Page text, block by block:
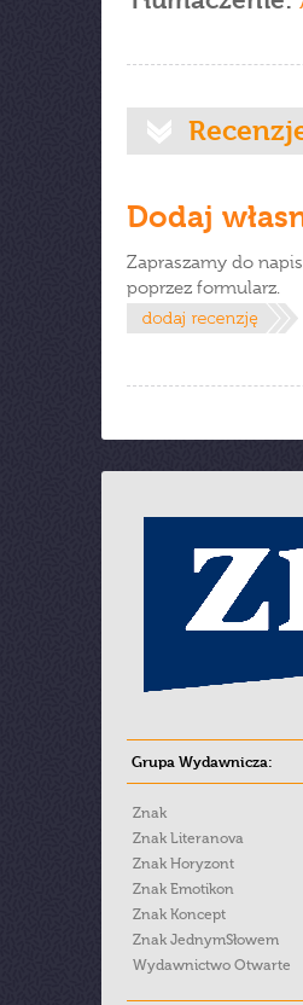
Dodaj
Zapraszamy do
poprzez formularz.
Grupa Wydawnicza:
Znak
Znak Literanova
Znak Horyzont
Znak Emotikon
Znak Koncept
Znak JednymSłowem
Wydawnictwo Otwarte